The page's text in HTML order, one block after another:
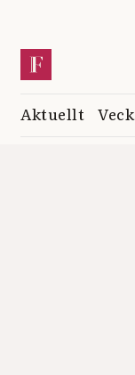
Aktuellt